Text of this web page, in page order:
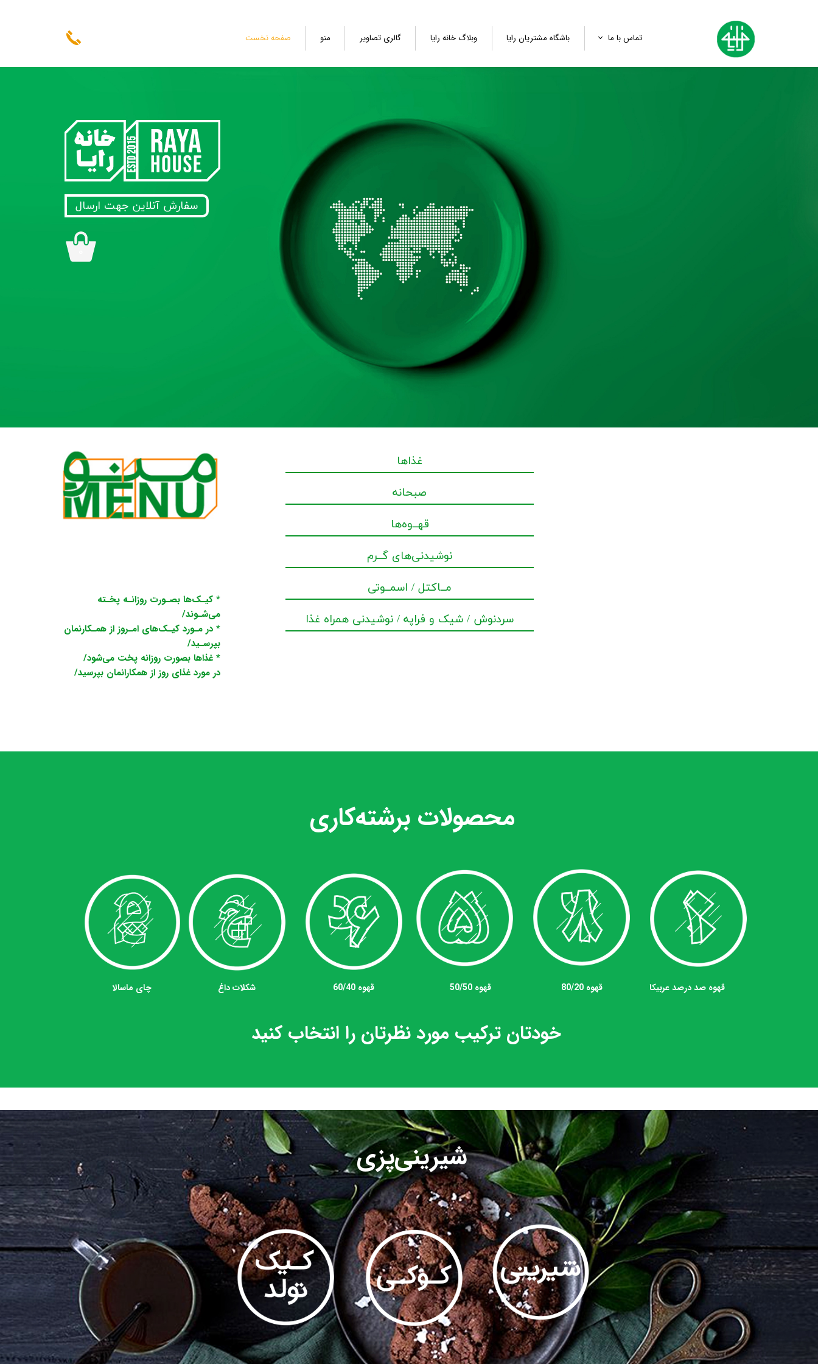
تماس با ما
تماس با ما
باشگاه مشتریان رایا وبلاگ خانه رایا گالری تصاویر منو صفحه نخست
سفارش آنلاین جهت ارسال
غذاها
صبحانه
قهــوه‌ها
نوشیدنی‌های گــرم
مــاکتل / اسمــوتی
سردنوش / شیک و فراپه / نوشیدنی همراه غذا
* کیـک‌ها بصـورت روزانـه پخـته
می‌شـوند/
* در مـورد کیـک‌های امـروز از همـکارنمان
بپرسـید/
* غذاها بصورت روزانه پخت می‌شود/
​​​​​​​در مورد غذای روز از همکارانمان بپرسید/
خودتان ترکیب مورد نظرتان را انتخاب کنید
محصولات برشته‌کاری
قهوه صد درصد عربیکا قهوه 80/20 قهوه 50/50 قهوه 60/40 شکلات داغ چای ماسالا
شیرینی‌پزی